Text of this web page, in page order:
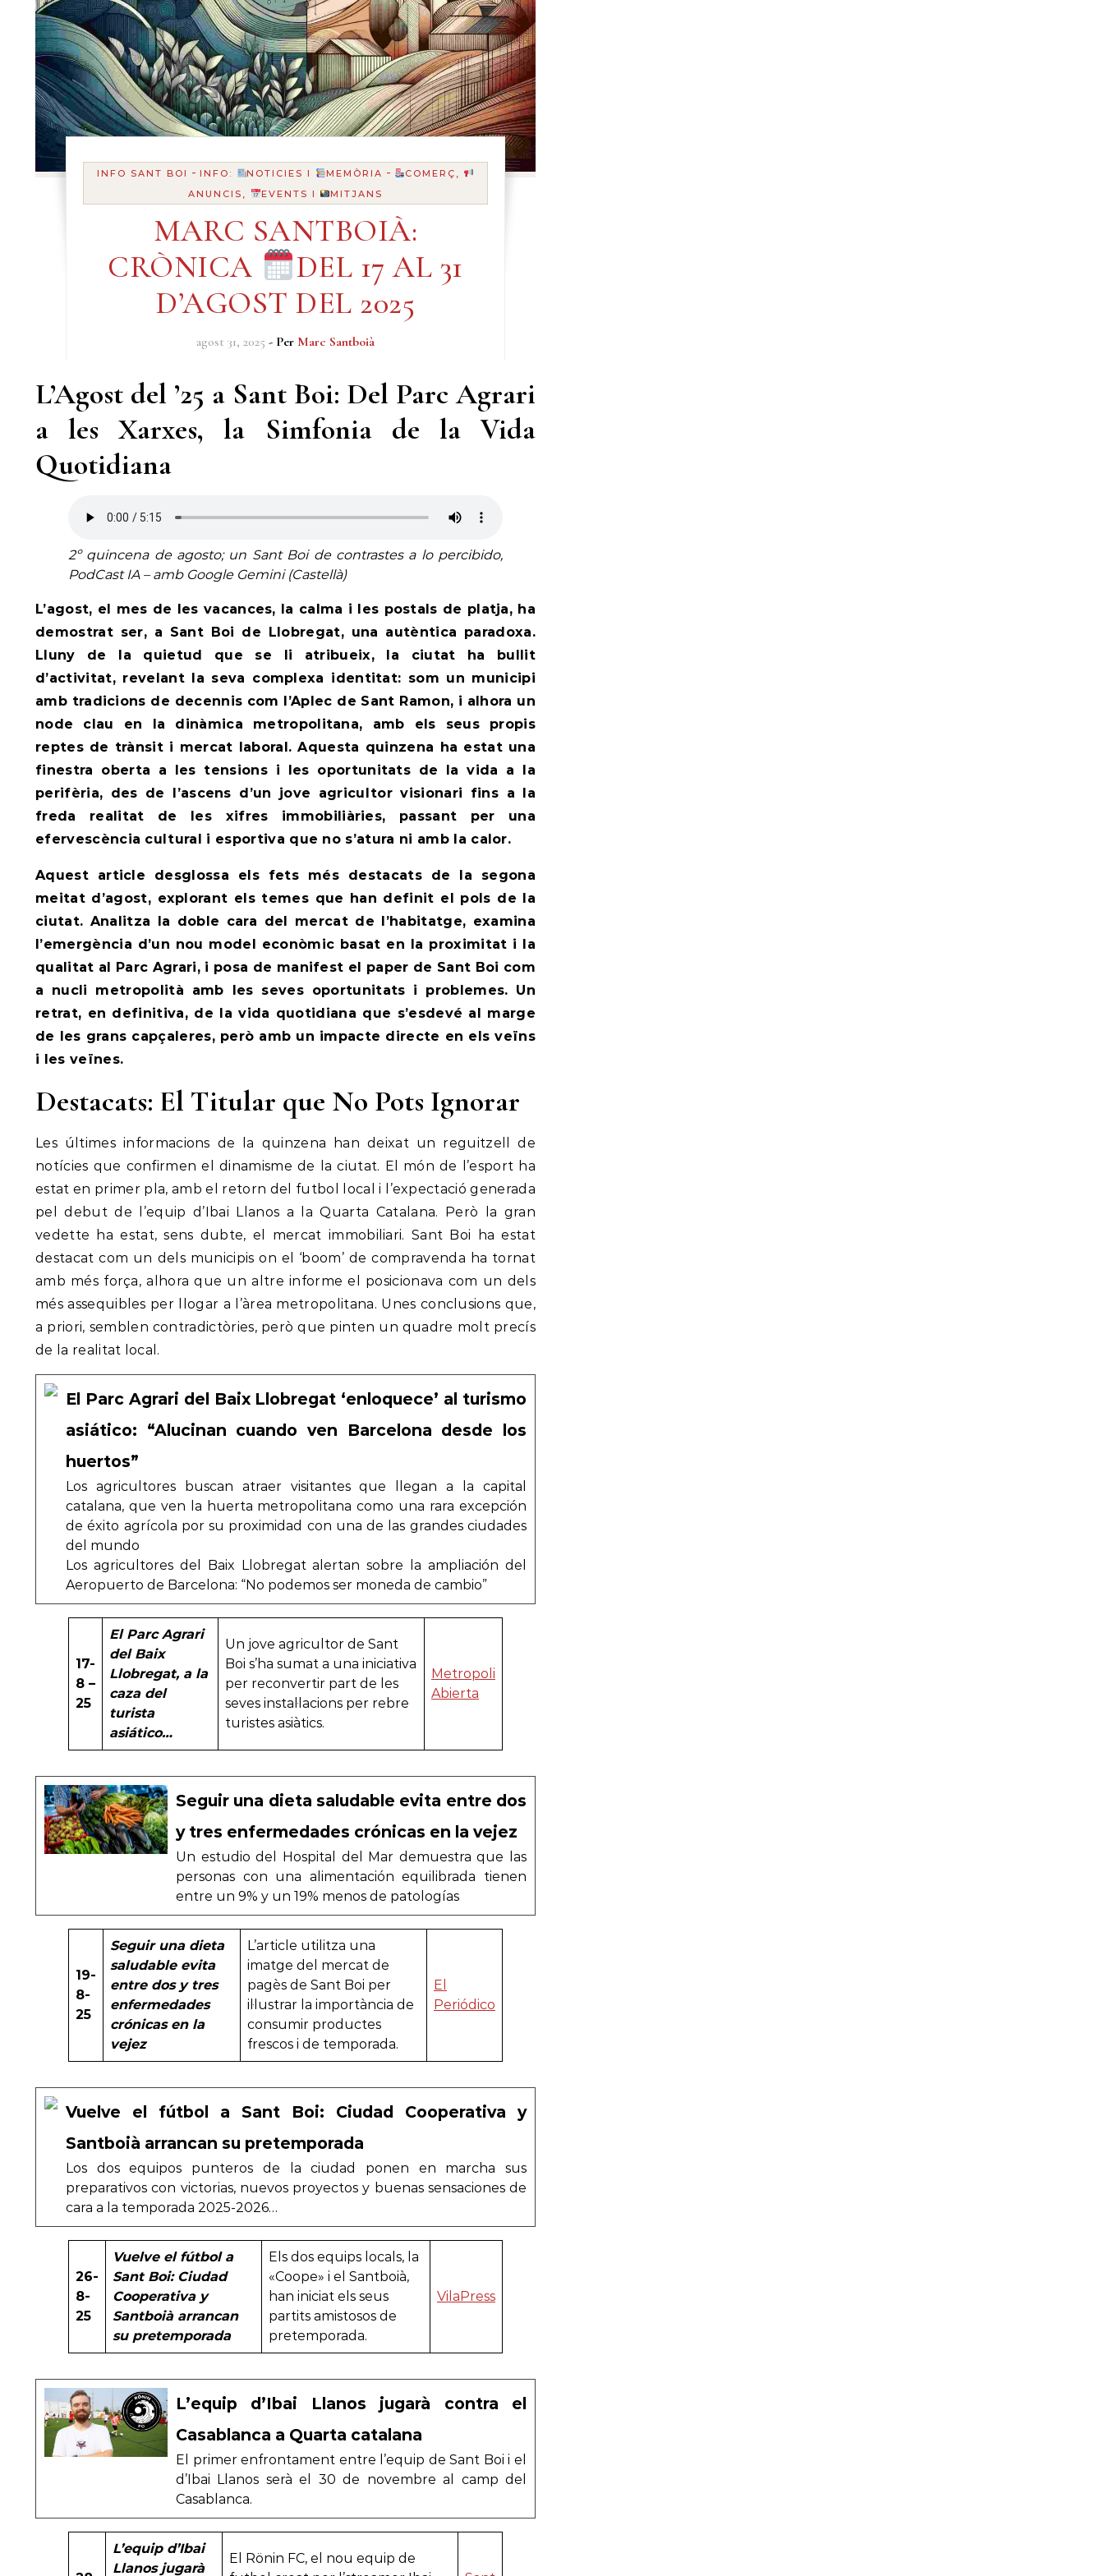
INFO SANT BOI - INFO: NOTICIES I MEMÒRIA -
COMERÇ,
ANUNCIS,
EVENTS I MITJANS
MARC SANTBOIÀ:
CRÒNICA
DEL 17 AL 31
D’AGOST DEL 2025
agost 31, 2025 - Per Marc Santboià
L’Agost del ’25 a Sant Boi: Del Parc Agrari
a les Xarxes, la Simfonia de la Vida
Quotidiana
2º quincena de agosto; un Sant Boi de contrastes a lo percibido,
PodCast IA – amb Google Gemini (Castellà)
L’agost, el mes de les vacances, la calma i les postals de platja, ha
demostrat ser, a Sant Boi de Llobregat, una autèntica paradoxa.
Lluny de la quietud que se li atribueix, la ciutat ha bullit
d’activitat, revelant la seva complexa identitat: som un municipi
amb tradicions de decennis com l’Aplec de Sant Ramon, i alhora un
node clau en la dinàmica metropolitana, amb els seus propis
reptes de trànsit i mercat laboral. Aquesta quinzena ha estat una
finestra oberta a les tensions i les oportunitats de la vida a la
perifèria, des de l’ascens d’un jove agricultor visionari fins a la
freda realitat de les xifres immobiliàries, passant per una
efervescència cultural i esportiva que no s’atura ni amb la calor.
Aquest article desglossa els fets més destacats de la segona
meitat d’agost, explorant els temes que han definit el pols de la
ciutat. Analitza la doble cara del mercat de l’habitatge, examina
l’emergència d’un nou model econòmic basat en la proximitat i la
qualitat al Parc Agrari, i posa de manifest el paper de Sant Boi com
a nucli metropolità amb les seves oportunitats i problemes. Un
retrat, en definitiva, de la vida quotidiana que s’esdevé al marge
de les grans capçaleres, però amb un impacte directe en els veïns
i les veïnes.
Destacats: El Titular que No Pots Ignorar
Les últimes informacions de la quinzena han deixat un reguitzell de
notícies que confirmen el dinamisme de la ciutat. El món de l’esport ha
estat en primer pla, amb el retorn del futbol local i l’expectació generada
pel debut de l’equip d’Ibai Llanos a la Quarta Catalana. Però la gran
vedette ha estat, sens dubte, el mercat immobiliari. Sant Boi ha estat
destacat com un dels municipis on el ‘boom’ de compravenda ha tornat
amb més força, alhora que un altre informe el posicionava com un dels
més assequibles per llogar a l’àrea metropolitana. Unes conclusions que,
a priori, semblen contradictòries, però que pinten un quadre molt precís
de la realitat local.
El Parc Agrari del Baix Llobregat ‘enloquece’ al turismo
asiático: “Alucinan cuando ven Barcelona desde los
huertos”
Los agricultores buscan atraer visitantes que llegan a la capital
catalana, que ven la huerta metropolitana como una rara excepción
de éxito agrícola por su proximidad con una de las grandes ciudades
del mundo
Los agricultores del Baix Llobregat alertan sobre la ampliación del
Aeropuerto de Barcelona: “No podemos ser moneda de cambio”
17-
8 –
25
El Parc Agrari
del Baix
Llobregat, a la
caza del
turista
asiático…
Un jove agricultor de Sant
Boi s’ha sumat a una iniciativa
per reconvertir part de les
seves instal·lacions per rebre
turistes asiàtics.
Metropoli
Abierta
Seguir una dieta saludable evita entre dos
y tres enfermedades crónicas en la vejez
Un estudio del Hospital del Mar demuestra que las
personas con una alimentación equilibrada tienen
entre un 9% y un 19% menos de patologías
19-
8-
25
Seguir una dieta
saludable evita
entre dos y tres
enfermedades
crónicas en la
vejez
L’article utilitza una
imatge del mercat de
pagès de Sant Boi per
il·lustrar la importància de
consumir productes
frescos i de temporada.
El
Periódico
Vuelve el fútbol a Sant Boi: Ciudad Cooperativa y
Santboià arrancan su pretemporada
Los dos equipos punteros de la ciudad ponen en marcha sus
preparativos con victorias, nuevos proyectos y buenas sensaciones de
cara a la temporada 2025-2026…
26-
8-
25
Vuelve el fútbol a
Sant Boi: Ciudad
Cooperativa y
Santboià arrancan
su pretemporada
Els dos equips locals, la
«Coope» i el Santboià,
han iniciat els seus
partits amistosos de
pretemporada.
VilaPress
L’equip d’Ibai Llanos jugarà contra el
Casablanca a Quarta catalana
El primer enfrontament entre l’equip de Sant Boi i el
d’Ibai Llanos serà el 30 de novembre al camp del
Casablanca.
L’equip d’Ibai
Llanos jugarà
El Rönin FC, el nou equip de